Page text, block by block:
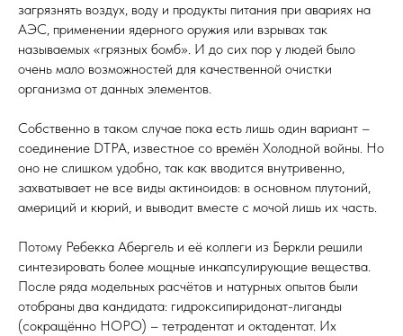
загрязнять воздух, воду и продукты питания при авариях на
АЭС, применении ядерного оружия или взрывах так
называемых «грязных бомб». И до сих пор у людей было
очень мало возможностей для качественной очистки
организма от данных элементов.
Собственно в таком случае пока есть лишь один вариант –
соединение DTPA, известное со времён Холодной войны. Но
оно не слишком удобно, так как вводится внутривенно,
захватывает не все виды актиноидов: в основном плутоний,
америций и кюрий, и выводит вместе с мочой лишь их часть.
Потому Ребекка Абергель и её коллеги из Беркли решили
синтезировать более мощные инкапсулирующие вещества.
После ряда модельных расчётов и натурных опытов были
отобраны два кандидата: гидроксипиридонат-лиганды
(сокращённо HOPO) – тетрадентат и октадентат. Их